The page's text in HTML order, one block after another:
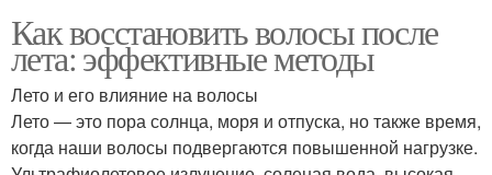
Как восстановить волосы после
лета: эффективные методы
Лето и его влияние на волосы
Лето — это пора солнца, моря и отпуска, но также время,
когда наши волосы подвергаются повышенной нагрузке.